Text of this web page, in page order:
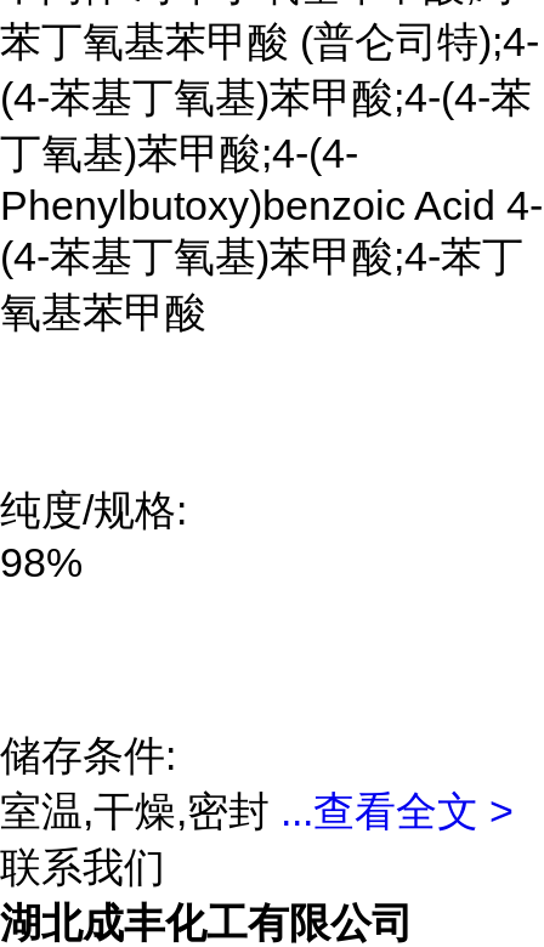
苯丁氧基苯甲酸 (普仑司特);4-
(4-苯基丁氧基)苯甲酸;4-(4-苯
丁氧基)苯甲酸;4-(4-
Phenylbutoxy)benzoic Acid 4-
(4-苯基丁氧基)苯甲酸;4-苯丁
氧基苯甲酸
纯度/规格:
98%
储存条件:
室温,干燥,密封 ...查看全文 >
联系我们
湖北成丰化工有限公司